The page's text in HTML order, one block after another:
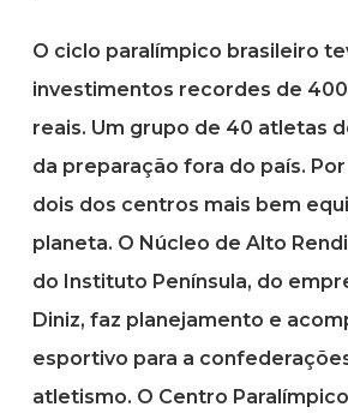
O ciclo paralímpico brasileiro
investimentos recordes de
reais. Um grupo de 40 atletas
da preparação fora do país.
dois dos centros mais bem
planeta. O Núcleo de Alto
do Instituto Península, do
Diniz, faz planejamento e
esportivo para a
atletismo. O Centro